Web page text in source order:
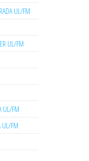
UL/FM
UL/FM
UL/FM
UL/FM